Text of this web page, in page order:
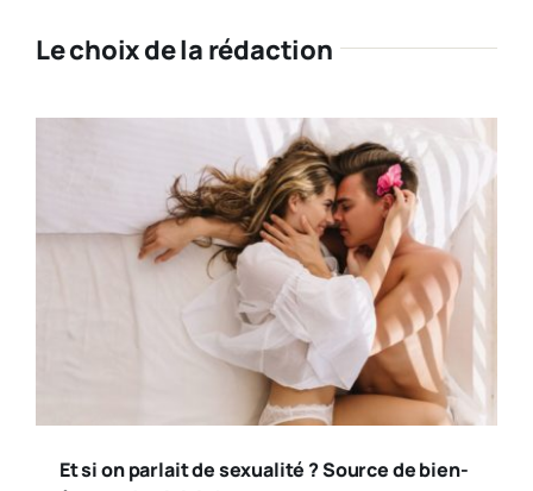
Le choix de la rédaction
Et si on parlait de sexualité ? Source de bien-